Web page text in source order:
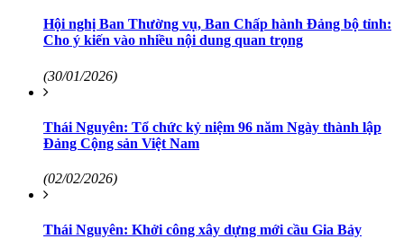
Hội nghị Ban Thường vụ, Ban Chấp hành Đảng bộ tỉnh:
Cho ý kiến vào nhiều nội dung quan trọng
(30/01/2026)
Thái Nguyên: Tổ chức kỷ niệm 96 năm Ngày thành lập
Đảng Cộng sản Việt Nam
(02/02/2026)
Thái Nguyên: Khởi công xây dựng mới cầu Gia Bảy